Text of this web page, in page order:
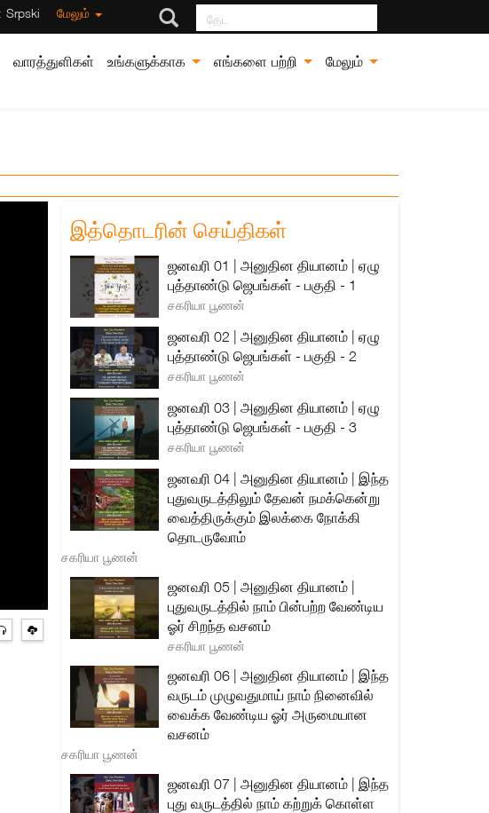
Srpski மேலும் தேட
வாரத்துளிகள் உங்களுக்காக எங்களை பற்றி மேலும்
இத்தொடரின் செய்திகள்
ஜனவரி 01 | அனுதின தியானம் | ஏழு
புத்தாண்டு ஜெபங்கள் - பகுதி - 1
சகரியா பூணன்
ஜனவரி 02 | அனுதின தியானம் | ஏழு
புத்தாண்டு ஜெபங்கள் - பகுதி - 2
சகரியா பூணன்
ஜனவரி 03 | அனுதின தியானம் | ஏழு
புத்தாண்டு ஜெபங்கள் - பகுதி - 3
சகரியா பூணன்
ஜனவரி 04 | அனுதின தியானம் | இந்த
புதுவருடத்திலும் தேவன் நமக்கென்று
வைத்திருக்கும் இலக்கை நோக்கி
தொடருவோம்
சகரியா பூணன்
ஜனவரி 05 | அனுதின தியானம் |
புதுவருடத்தில் நாம் பின்பற்ற வேண்டிய
ஓர் சிறந்த வசனம்
சகரியா பூணன்
ஜனவரி 06 | அனுதின தியானம் | இந்த
வருடம் முழுவதுமாய் நாம் நினைவில்
வைக்க வேண்டிய ஓர் அருமையான
வசனம்
சகரியா பூணன்
ஜனவரி 07 | அனுதின தியானம் | இந்த
புது வருடத்தில் நாம் கற்றுக் கொள்ள